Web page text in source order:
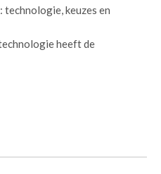
technologie, keuzes en
heeft de